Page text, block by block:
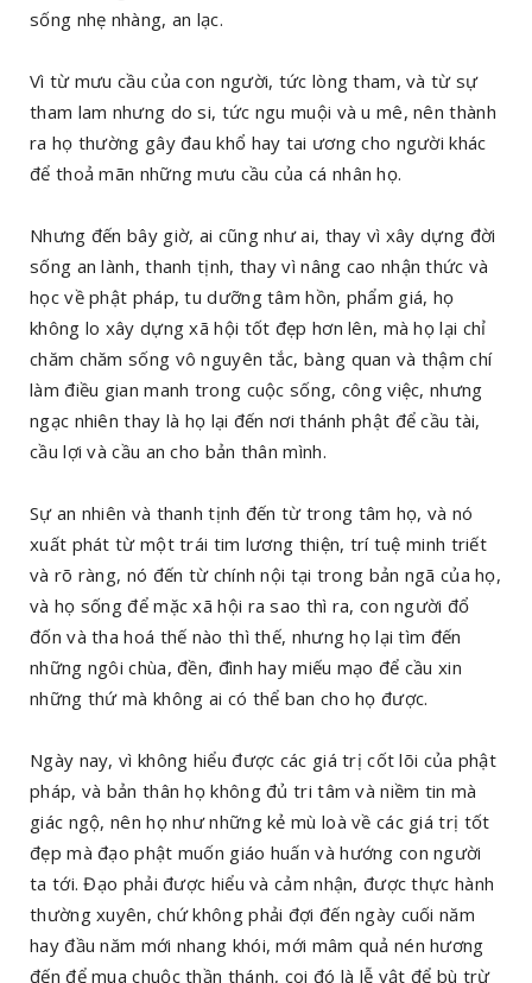
sống nhẹ nhàng, an lạc.
Vì từ mưu cầu của con người, tức lòng tham, và từ sự
tham lam nhưng do si, tức ngu muội và u mê, nên thành
ra họ thường gây đau khổ hay tai ương cho người khác
để thoả mãn những mưu cầu của cá nhân họ.
Nhưng đến bây giờ, ai cũng như ai, thay vì xây dựng đời
sống an lành, thanh tịnh, thay vì nâng cao nhận thức và
học về phật pháp, tu dưỡng tâm hồn, phẩm giá, họ
không lo xây dựng xã hội tốt đẹp hơn lên, mà họ lại chỉ
chăm chăm sống vô nguyên tắc, bàng quan và thậm chí
làm điều gian manh trong cuộc sống, công việc, nhưng
ngạc nhiên thay là họ lại đến nơi thánh phật để cầu tài,
cầu lợi và cầu an cho bản thân mình.
Sự an nhiên và thanh tịnh đến từ trong tâm họ, và nó
xuất phát từ một trái tim lương thiện, trí tuệ minh triết
và rõ ràng, nó đến từ chính nội tại trong bản ngã của họ,
và họ sống để mặc xã hội ra sao thì ra, con người đổ
đốn và tha hoá thế nào thì thế, nhưng họ lại tìm đến
những ngôi chùa, đền, đình hay miếu mạo để cầu xin
những thứ mà không ai có thể ban cho họ được.
Ngày nay, vì không hiểu được các giá trị cốt lõi của phật
pháp, và bản thân họ không đủ tri tâm và niềm tin mà
giác ngộ, nên họ như những kẻ mù loà về các giá trị tốt
đẹp mà đạo phật muốn giáo huấn và hướng con người
ta tới. Đạo phải được hiểu và cảm nhận, được thực hành
thường xuyên, chứ không phải đợi đến ngày cuối năm
hay đầu năm mới nhang khói, mới mâm quả nén hương
đến để mua chuộc thần thánh, coi đó là lễ vật để bù trừ